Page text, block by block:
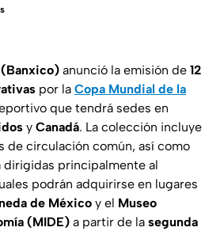
anunció la emisión de 12
por la Copa Mundial de la
que tendrá sedes en
y Canadá. La colección incluye
de circulación común, así como
dirigidas principalmente al
podrán adquirirse en lugares
de México y el Museo
(MIDE) a partir de la segunda